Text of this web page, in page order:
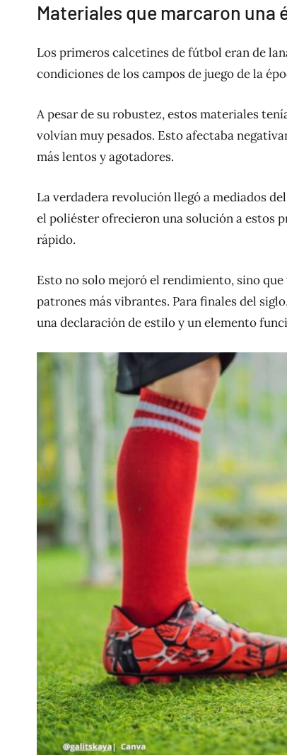
Materiales que marcaron
Los primeros calcetines de fútbol eran de
condiciones de los campos de juego de la
A pesar de su robustez, estos materiales
volvían muy pesados. Esto afectaba
más lentos y agotadores.
La verdadera revolución llegó a mediados
el poliéster ofrecieron una solución a estos
rápido.
Esto no solo mejoró el rendimiento, sino
patrones más vibrantes. Para finales del
una declaración de estilo y un elemento